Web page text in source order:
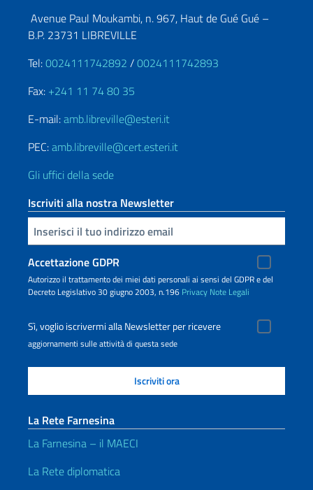
Avenue Paul Moukambi, n. 967, Haut de Gué Gué –
B.P. 23731 LIBREVILLE
Tel:0024111742892 /0024111742893
Fax: +241 11 74 80 35
E-mail:amb.libreville@esteri.it
PEC:amb.libreville@cert.esteri.it
Gli uffici della sede
Iscriviti alla nostra Newsletter
Inserisci la tua email
Accettazione GDPR
Autorizzo il trattamento dei miei dati personali ai sensi del GDPR e del
Decreto Legislativo 30 giugno 2003, n.196 Privacy Note Legali
Sì, voglio iscrivermi alla Newsletter per ricevere
aggiornamenti sulle attività di questa sede
La Rete Farnesina
La Farnesina – il MAECI
La Rete diplomatica